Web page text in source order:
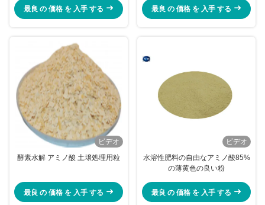
最良 の 価格 を 入手 する 最良 の 価格 を 入手 する
ビデオ
酵素水解 アミノ酸 土壌処理用粒
最良 の 価格 を 入手 する
ビデオ
水溶性肥料の自由なアミノ酸85%
の薄黄色の良い粉
最良 の 価格 を 入手 する